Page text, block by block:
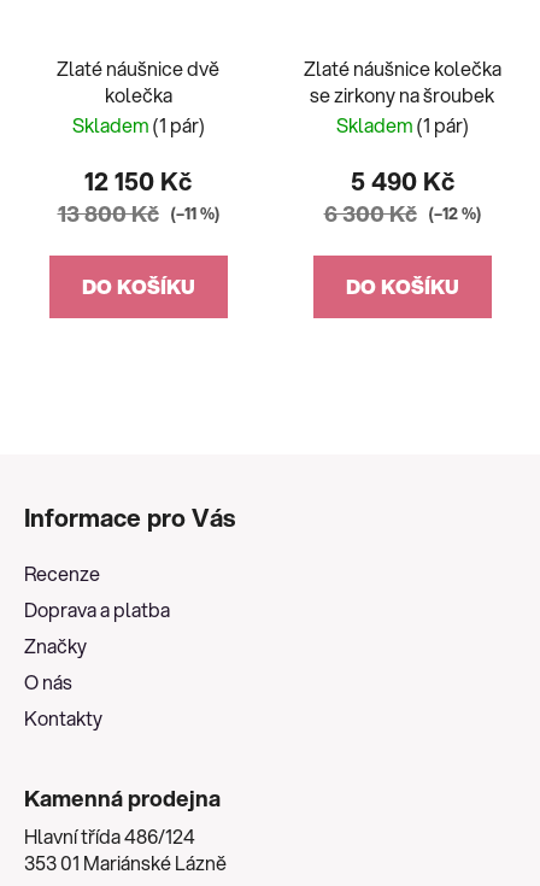
Zlaté náušnice dvě
kolečka
Skladem(1 pár)
12 150 Kč
13 800 Kč (–11 %)
DO KOŠÍKU
Zlaté náušnice kolečka
se zirkony na šroubek
Skladem(1 pár)
5 490 Kč
6 300 Kč (–12 %)
DO KOŠÍKU
Informace pro Vás
Recenze
Doprava a platba
Značky
O nás
Kontakty
Kamenná prodejna
Hlavní třída 486/124
353 01 Mariánské Lázně